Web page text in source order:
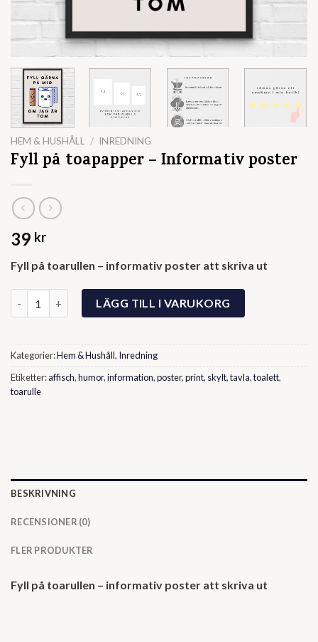
HEM & HUSHÅLL / INREDNING
Fyll på toapapper – Informativ poster
39 kr
Fyll på toarullen – informativ poster att skriva ut
Fyll på toapapper - Informativ poster mängd
LÄGG TILL I VARUKORG
Kategorier:Hem & Hushåll, Inredning
Etiketter:affisch,humor,information,poster,print, skylt,tavla,toalett,
toarulle
BESKRIVNING
RECENSIONER (0)
FLER PRODUKTER
Fyll på toarullen – informativ poster att skriva ut